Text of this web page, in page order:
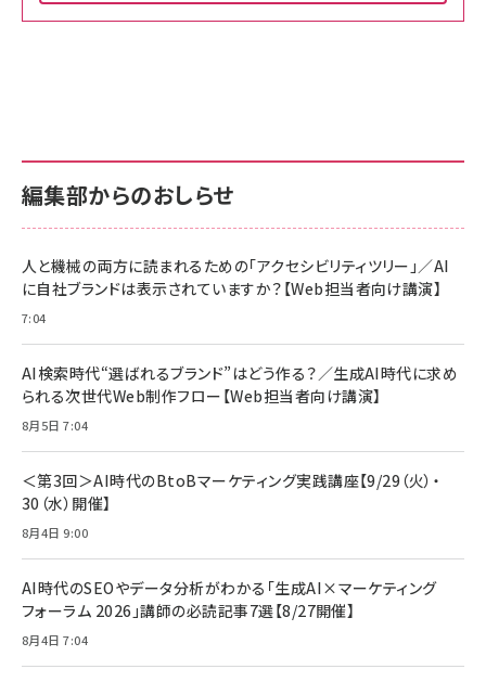
￥880
anan(アンアン)2026/06/24号 No.2500増刊
スペシャルエディション[王道エンタメの矜持／
￥1,100
年後半、あなたの恋と運命／山田涼介]
￥880
Amazonランキングをもっと見る
サポート正規品 メーカー保証5年 KLMEA128G
NIMASO ガラスフィルム iPhone 17 用 保護フィ
すい ガイド枠付き いPhone17 (6.3インチ) 対応
2枚セット DSP25F1698
￥1,599
【New】Amazon Fire TV Stick HD | 手軽にスト
レイヤー
￥6,980
Anker Soundcore P31i (Bluetooth 6.1) 【完
全ワイヤレスイヤホン/アクティブノイズキャンセリ
ング/マルチポイント接続 / 最大50時間再生 / PSE
Anker PowerLine III Flow USB-C & USB-C
ケーブル Anker絡まないケーブル 240W 結束バン
ド付き USB PD対応 シリコン素材採用 iPhone
17 / 16 / 15 / Galaxy iPad Pro MacBook
サポート正規品 メーカー保証5年 KLMEA128G
Amazon eギフトカード - Amazonロゴ - クラ
￥5,000
ケーブル Anker絡まないケーブル 240W 結束バン
17 / 16 / 15 / Galaxy iPad Pro MacBook
Pro/Air 各種対応 (1.8m ミッドナイトブラック)
￥1,890
キャンペーン】
￥4,857
編集部からのおしらせ
人と機械の両方に読まれるための「アクセシビリティツリー」／AI
に自社ブランドは表示されていますか？【Web担当者向け講演】
7:04
AI検索時代“選ばれるブランド”はどう作る？／生成AI時代に求め
られる次世代Web制作フロー【Web担当者向け講演】
8月5日 7:04
＜第3回＞AI時代のBtoBマーケティング実践講座【9/29（火）・
30（水）開催】
8月4日 9:00
AI時代のSEOやデータ分析がわかる「生成AI×マーケティング
フォーラム 2026」講師の必読記事7選【8/27開催】
8月4日 7:04